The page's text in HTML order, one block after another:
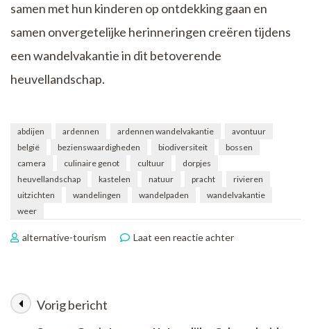
samen met hun kinderen op ontdekking gaan en
samen onvergetelijke herinneringen creëren tijdens
een wandelvakantie in dit betoverende
heuvellandschap.
abdijen ardennen ardennen wandelvakantie
avontuur
belgië
bezienswaardigheden biodiversiteit
bossen
camera
culinaire genot cultuur
dorpjes
heuvellandschap
kastelen natuur pracht
rivieren
uitzichten
wandelingen wandelpaden
wandelvakantie
weer
alternative-tourism Laat een reactie achterop
Berichtnavigatie
Vorig bericht